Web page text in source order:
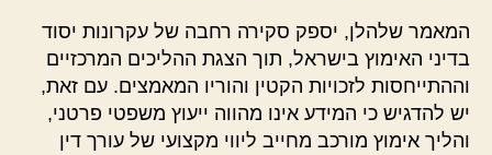
המאמר שלהלן, יספק סקירה רחבה של עקרונות יסוד
בדיני האימוץ בישראל, תוך הצגת ההליכים המרכזיים
וההתייחסות לזכויות הקטין והוריו המאמצים. עם זאת,
יש להדגיש כי המידע אינו מהווה ייעוץ משפטי פרטני,
והליך אימוץ מורכב מחייב ליווי מקצועי של עורך דין